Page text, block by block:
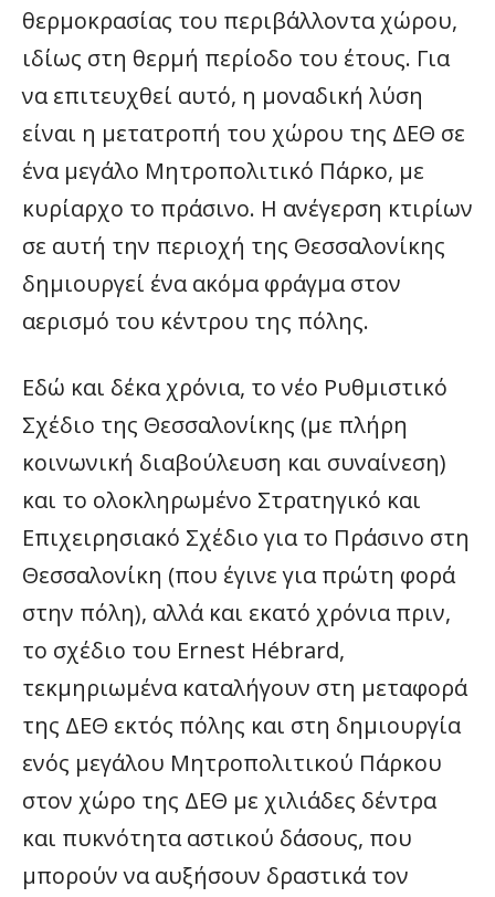
θερμοκρασίας του περιβάλλοντα χώρου,
ιδίως στη θερμή περίοδο του έτους. Για
να επιτευχθεί αυτό, η μοναδική λύση
είναι η μετατροπή του χώρου της ΔΕΘ σε
ένα μεγάλο Μητροπολιτικό Πάρκο, με
κυρίαρχο το πράσινο. Η ανέγερση κτιρίων
σε αυτή την περιοχή της Θεσσαλονίκης
δημιουργεί ένα ακόμα φράγμα στον
αερισμό του κέντρου της πόλης.
Εδώ και δέκα χρόνια, το νέο Ρυθμιστικό
Σχέδιο της Θεσσαλονίκης (με πλήρη
κοινωνική διαβούλευση και συναίνεση)
και το ολοκληρωμένο Στρατηγικό και
Επιχειρησιακό Σχέδιο για το Πράσινο στη
Θεσσαλονίκη (που έγινε για πρώτη φορά
στην πόλη), αλλά και εκατό χρόνια πριν,
το σχέδιο του Ernest Hébrard,
τεκμηριωμένα καταλήγουν στη μεταφορά
της ΔΕΘ εκτός πόλης και στη δημιουργία
ενός μεγάλου Μητροπολιτικού Πάρκου
στον χώρο της ΔΕΘ με χιλιάδες δέντρα
και πυκνότητα αστικού δάσους, που
μπορούν να αυξήσουν δραστικά τον